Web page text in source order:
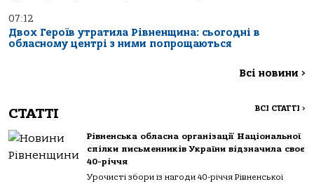
07:12
Двох Героїв утратила Рівненщина: сьогодні в
обласному центрі з ними попрощаються
Всі новини >
СТАТТІ ВСІ СТАТТІ >
Рівненська обласна організації Національної
спілки письменників України відзначила своє
40-річчя
Урочисті збори із нагоди 40-річчя Рівненської